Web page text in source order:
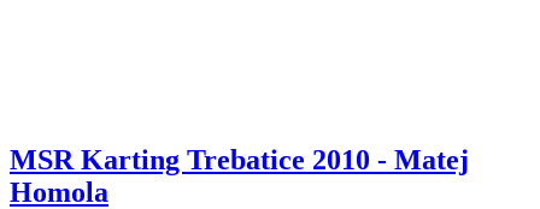
MSR Karting Trebatice 2010 - Matej
Homola